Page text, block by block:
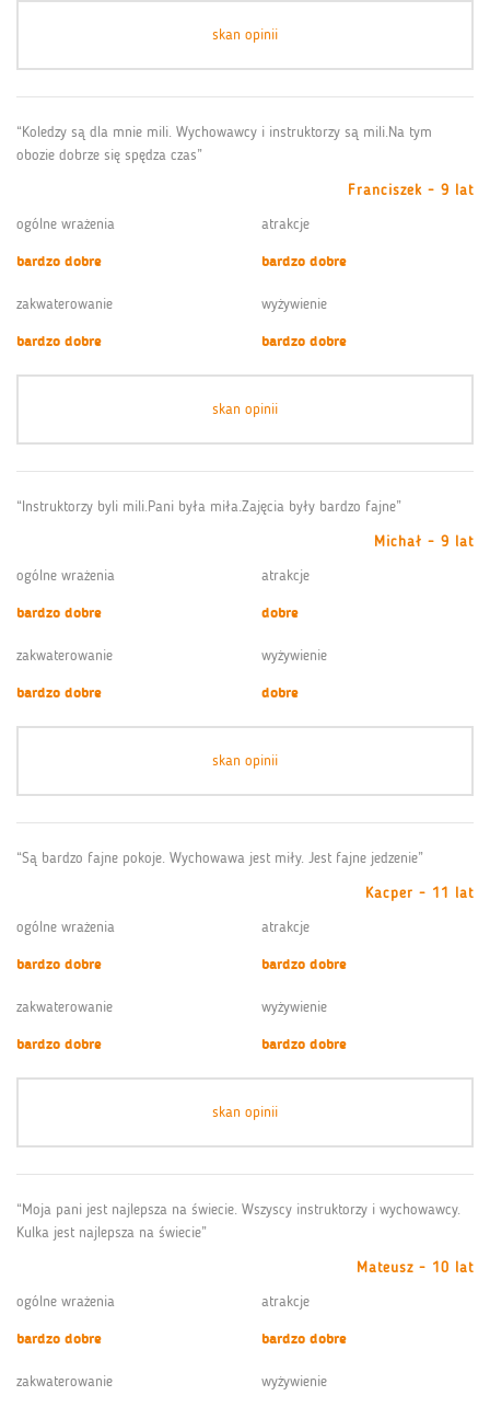
skan opinii
“Koledzy są dla mnie mili. Wychowawcy i instruktorzy są mili.Na tym
obozie dobrze się spędza czas”
Franciszek - 9 lat
ogólne wrażenia
bardzo dobre
atrakcje
bardzo dobre
zakwaterowanie
bardzo dobre
wyżywienie
bardzo dobre
skan opinii
“Instruktorzy byli mili.Pani była miła.Zajęcia były bardzo fajne”
Michał - 9 lat
ogólne wrażenia
bardzo dobre
atrakcje
dobre
zakwaterowanie
bardzo dobre
wyżywienie
dobre
skan opinii
“Są bardzo fajne pokoje. Wychowawa jest miły. Jest fajne jedzenie”
Kacper - 11 lat
ogólne wrażenia
bardzo dobre
atrakcje
bardzo dobre
zakwaterowanie
bardzo dobre
wyżywienie
bardzo dobre
skan opinii
“Moja pani jest najlepsza na świecie. Wszyscy instruktorzy i wychowawcy.
Kulka jest najlepsza na świecie”
Mateusz - 10 lat
ogólne wrażenia
bardzo dobre
atrakcje
bardzo dobre
zakwaterowanie
wyżywienie